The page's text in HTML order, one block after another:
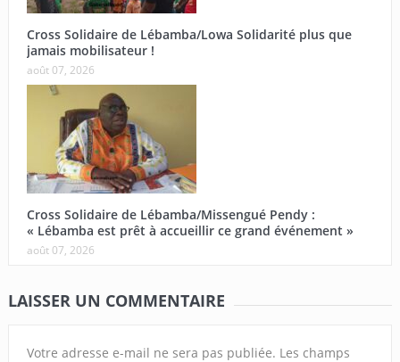
Cross Solidaire de Lébamba/Lowa Solidarité plus que
jamais mobilisateur !
août 07, 2026
Cross Solidaire de Lébamba/Missengué Pendy :
« Lébamba est prêt à accueillir ce grand événement »
août 07, 2026
LAISSER UN COMMENTAIRE
Votre adresse e-mail ne sera pas publiée. Les champs